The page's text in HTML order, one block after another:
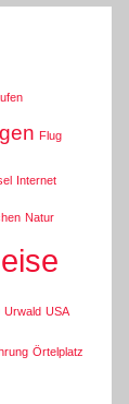
Flug
Internet
Natur
Urwald USA
Örtelplatz